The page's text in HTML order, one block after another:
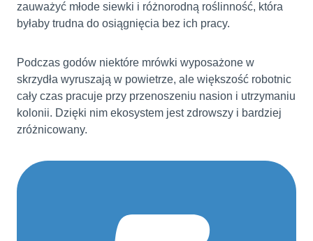
zauważyć młode siewki i różnorodną roślinność, która
byłaby trudna do osiągnięcia bez ich pracy.
Podczas godów niektóre mrówki wyposażone w
skrzydła wyruszają w powietrze, ale większość robotnic
cały czas pracuje przy przenoszeniu nasion i utrzymaniu
kolonii. Dzięki nim ekosystem jest zdrowszy i bardziej
zróżnicowany.